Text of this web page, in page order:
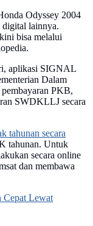
Odyssey 2004
digital lainnya.
kini bisa melalui
aplikasi SIGNAL
Dalam
PKB,
SWDKLLJ secara
tahunan secara
tahunan. Untuk
secara online
dan membawa
Cepat Lewat